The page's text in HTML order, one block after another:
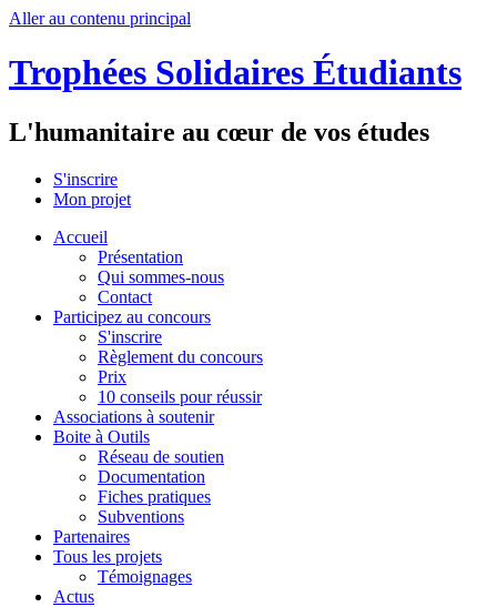
Aller au contenu principal
Trophées Solidaires Étudiants
L'humanitaire au cœur de vos études
S'inscrire
Mon projet
Accueil
Présentation
Qui sommes-nous
Contact
Participez au concours
S'inscrire
Règlement du concours
Prix
10 conseils pour réussir
Associations à soutenir
Boite à Outils
Réseau de soutien
Documentation
Fiches pratiques
Subventions
Partenaires
Tous les projets
Témoignages
Actus